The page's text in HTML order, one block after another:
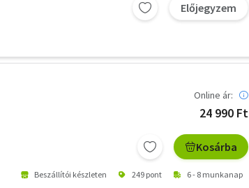
Előjegyzem
Online ár:
24 990 Ft
Kosárba
Beszállítói készleten 249 pont 6 - 8 munkanap